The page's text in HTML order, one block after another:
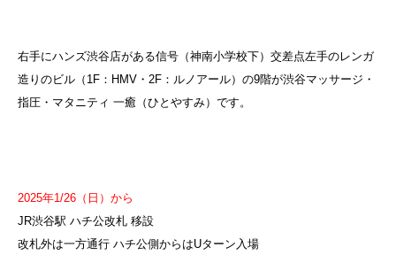
右手にハンズ渋谷店がある信号（神南小学校下）交差点左手のレンガ
造りのビル（1F：HMV・2F：ルノアール）の9階が渋谷マッサージ・
指圧・マタニティ 一癒（ひとやすみ）です。
2025年1/26（日）から
JR渋谷駅 ハチ公改札 移設
改札外は一方通行 ハチ公側からはUターン入場